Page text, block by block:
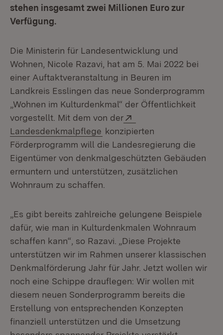
stehen insgesamt zwei Millionen Euro zur
Verfügung.
Die Ministerin für Landesentwicklung und
Wohnen, Nicole Razavi, hat am 5. Mai 2022 bei
einer Auftaktveranstaltung in Beuren im
Landkreis Esslingen das neue Sonderprogramm
„Wohnen im Kulturdenkmal“ der Öffentlichkeit
vorgestellt. Mit dem von der
Landesdenkmalpflege (Öffnet in neuem Fenster)
konzipierten
Förderprogramm will die Landesregierung die
Eigentümer von denkmalgeschützten Gebäuden
ermuntern und unterstützen, zusätzlichen
Wohnraum zu schaffen.
„Es gibt bereits zahlreiche gelungene Beispiele
dafür, wie man in Kulturdenkmalen Wohnraum
schaffen kann“, so Razavi. „Diese Projekte
unterstützen wir im Rahmen unserer klassischen
Denkmalförderung Jahr für Jahr. Jetzt wollen wir
noch eine Schippe drauflegen: Wir wollen mit
diesem neuen Sonderprogramm bereits die
Erstellung von entsprechenden Konzepten
finanziell unterstützen und die Umsetzung